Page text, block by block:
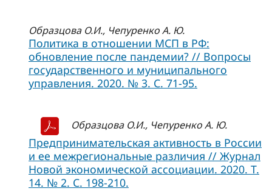
Образцова О.И., Чепуренко А. Ю.
Политика в отношении МСП в РФ:
обновление после пандемии? // Вопросы
государственного и муниципального
управления. 2020. № 3. С. 71-95.
Образцова О.И., Чепуренко А. Ю.
Предпринимательская активность в России
и ее межрегиональные различия // Журнал
Новой экономической ассоциации. 2020. Т.
14. № 2. С. 198-210.